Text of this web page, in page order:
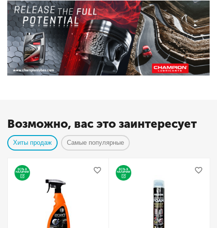
Возможно, вас это заинтересует
Хиты продаж Самые популярные